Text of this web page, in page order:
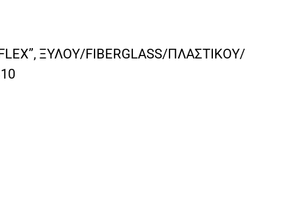
ΞΥΛΟΥ/FIBERGLASS/ΠΛΑΣΤΙΚΟΥ/